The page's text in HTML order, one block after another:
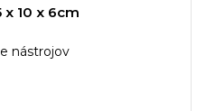
10 x 6cm
nástrojov